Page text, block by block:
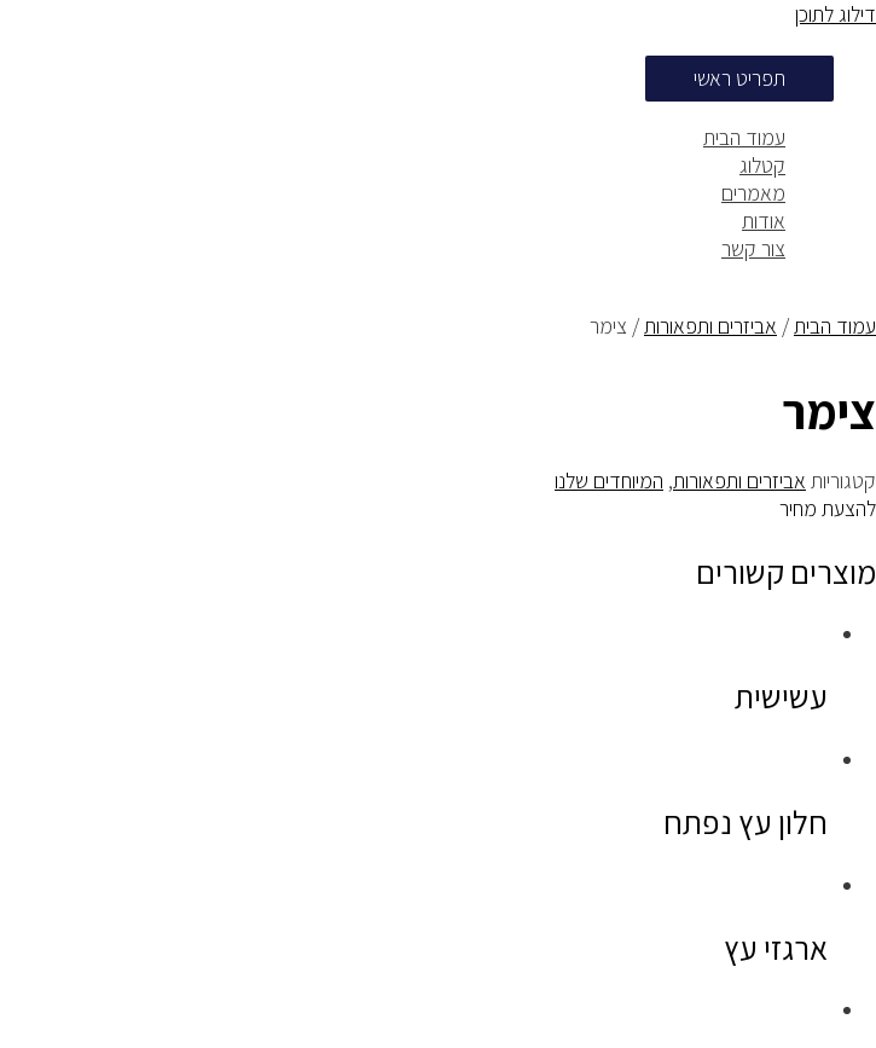
דילוג לתוכן
תפריט ראשי
עמוד הבית
קטלוג
מאמרים
אודות
צור קשר
עמוד הבית/ אביזרים ותפאורות/ צימר
צימר
קטגוריות אביזרים ותפאורות, המיוחדים שלנו
להצעת מחיר
מוצרים קשורים
עשישית
חלון עץ נפתח
ארגזי עץ